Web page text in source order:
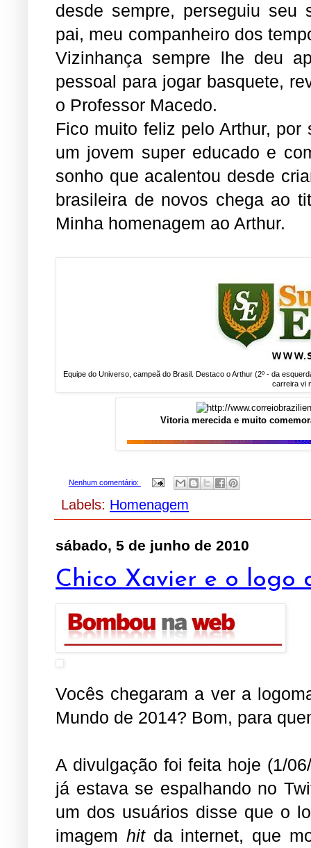
desde sempre, perseguiu seu
pai, meu companheiro dos
Vizinhança sempre lhe deu
pessoal para jogar basquete,
o Professor Macedo.
Fico muito feliz pelo Arthur,
um jovem super educado e
sonho que acalentou desde
brasileira de novos chega ao
Minha homenagem ao Arthur.
Equipe do Universo, campeã do Brasil. Destaco o Arthur (2º - da
carreira vi
Vitoria merecida e muito
Nenhum comentário:
Labels: Homenagem
sábado, 5 de junho de 2010
Chico Xavier e o logo
Vocês chegaram a ver a
Mundo de 2014? Bom, para
A divulgação foi feita hoje (1/
já estava se espalhando no
um dos usuários disse que o
imagem hitda internet, que